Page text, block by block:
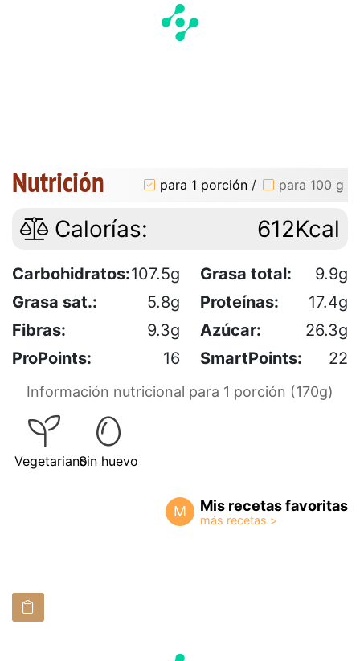
Nutrición para 1 porción / para 100 g
Calorías: 612Kcal
Carbohidratos:107.5g Grasa total:
9.9g
Grasa sat.:
5.8g Proteínas:
17.4g
Fibras:
9.3g Azúcar:
26.3g
ProPoints:
16 SmartPoints: 22
Información nutricional para 1 porción (170g)
VegetarianoSin huevo
M Mis recetas favoritas